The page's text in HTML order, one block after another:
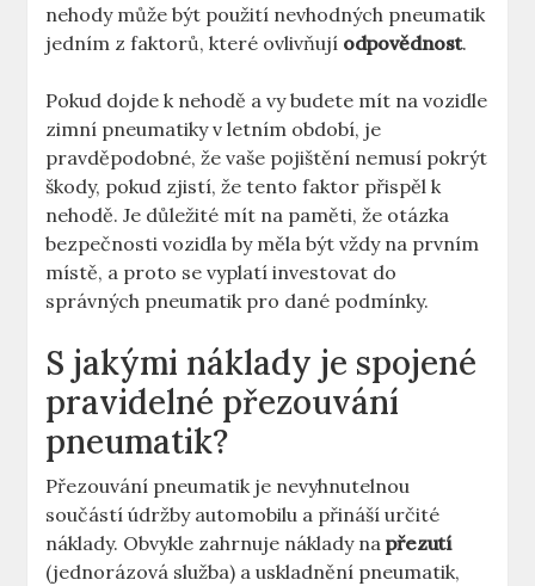
nehody může být použití nevhodných pneumatik
jedním z faktorů, které ovlivňují odpovědnost.
Pokud dojde k nehodě a vy budete mít na vozidle
zimní pneumatiky v letním období, je
pravděpodobné, že vaše pojištění nemusí pokrýt
škody, pokud zjistí, že tento faktor přispěl k
nehodě. Je důležité mít na paměti, že otázka
bezpečnosti vozidla by měla být vždy na prvním
místě, a proto se vyplatí investovat do
správných pneumatik pro dané podmínky.
S jakými náklady je spojené
pravidelné přezouvání
pneumatik?
Přezouvání pneumatik je nevyhnutelnou
součástí údržby automobilu a přináší určité
náklady. Obvykle zahrnuje náklady napřezutí
(jednorázová služba) a uskladnění pneumatik,